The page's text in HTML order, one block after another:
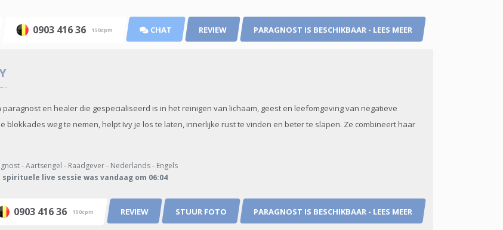
0903 416 36 150cpm CHAT REVIEW PARAGNOST IS BESCHIKBAAR - LEES MEER
en healer die gespecialiseerd is in het reinigen van lichaam, geest en leefomgeving van negatieve
blokkades weg te nemen, helpt Ivy je los te laten, innerlijke rust te vinden en beter te slapen. Ze combineert haar
- Aartsengel - Raadgever - Nederlands - Engels
live sessie was vandaag om 06:04
0903 416 36 150cpm REVIEW STUUR FOTO PARAGNOST IS BESCHIKBAAR - LEES MEER